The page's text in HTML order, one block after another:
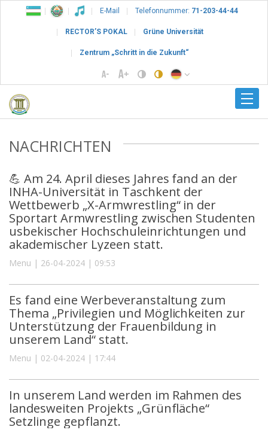
E-Mail Telefonnummer: 71-203-44-44
RECTOR’S POKAL Grüne Universität
Zentrum „Schritt in die Zukunft“
NACHRICHTEN
💪 Am 24. April dieses Jahres fand an der
INHA-Universität in Taschkent der
Wettbewerb „X-Armwrestling“ in der
Sportart Armwrestling zwischen Studenten
usbekischer Hochschuleinrichtungen und
akademischer Lyzeen statt.
Menu | 26-04-2024 | 09:53
Es fand eine Werbeveranstaltung zum
Thema „Privilegien und Möglichkeiten zur
Unterstützung der Frauenbildung in
unserem Land“ statt.
Menu | 02-04-2024 | 17:44
In unserem Land werden im Rahmen des
landesweiten Projekts „Grünfläche“
Setzlinge gepflanzt.